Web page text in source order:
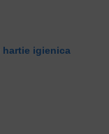
hartie igienica